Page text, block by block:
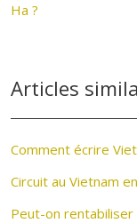
Ha ?
Articles
Comment écrire
Circuit au Vietnam
Peut-on rentabiliser